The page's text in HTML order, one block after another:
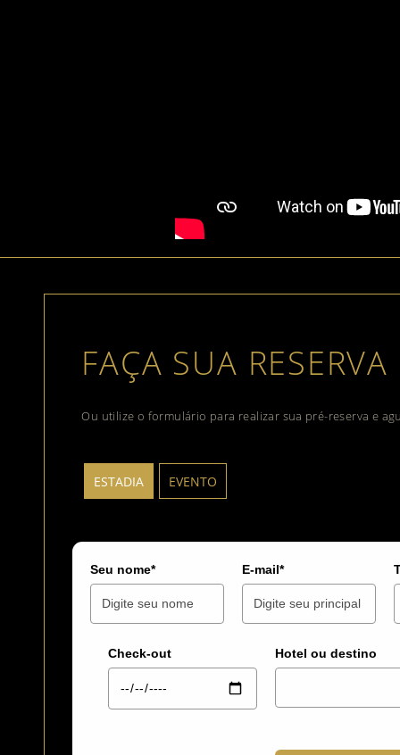
FAÇA SUA
Ou utilize o formulário para realizar sua pré-reserva e
ESTADIA EVENTO
Seu nome* E-mail*
Check-out Hotel ou destino